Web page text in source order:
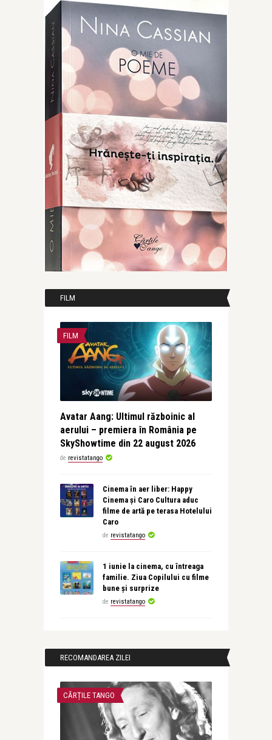
FILM
FILM
Avatar Aang: Ultimul războinic al
aerului – premiera în România pe
SkyShowtime din 22 august 2026
de revistatango
Cinema în aer liber: Happy
Cinema și Caro Cultura aduc
filme de artă pe terasa Hotelului
Caro
de revistatango
1 iunie la cinema, cu întreaga
familie. Ziua Copilului cu filme
bune și surprize
de revistatango
RECOMANDAREA ZILEI
CĂRȚILE TANGO